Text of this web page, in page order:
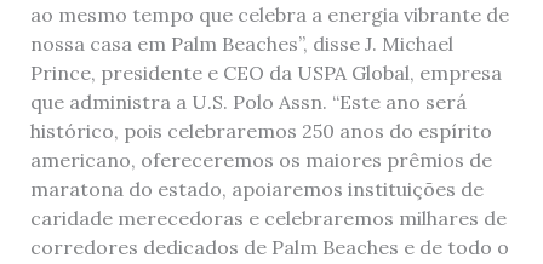
ao mesmo tempo que celebra a energia vibrante de
nossa casa em Palm Beaches”, disse J. Michael
Prince, presidente e CEO da USPA Global, empresa
que administra a U.S. Polo Assn. “Este ano será
histórico, pois celebraremos 250 anos do espírito
americano, ofereceremos os maiores prêmios de
maratona do estado, apoiaremos instituições de
caridade merecedoras e celebraremos milhares de
corredores dedicados de Palm Beaches e de todo o